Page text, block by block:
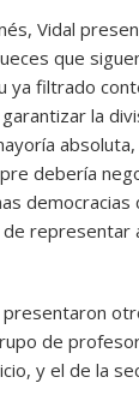
Vidal
que
ya filtrado
la
debería
democracias
representar
presentaron
de
y el de la